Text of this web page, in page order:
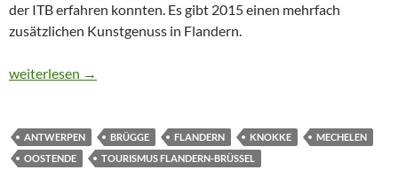
der ITB erfahren konnten. Es gibt 2015 einen mehrfach
zusätzlichen Kunstgenuss in Flandern.
CTOUR vor Ort: Flandern 2015 – Nachdenken mit öffentlicher
weiterlesen →
ANTWERPEN BRÜGGE FLANDERN KNOKKE
MECHELEN
OOSTENDE
TOURISMUS FLANDERN-BRÜSSEL